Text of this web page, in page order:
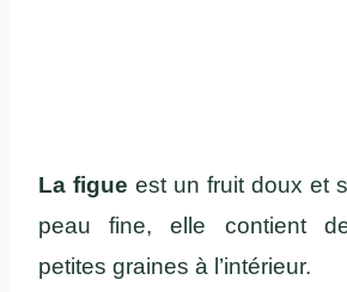
La figue est un fruit doux et
peau fine, elle contient
petites graines à l’intérieur.